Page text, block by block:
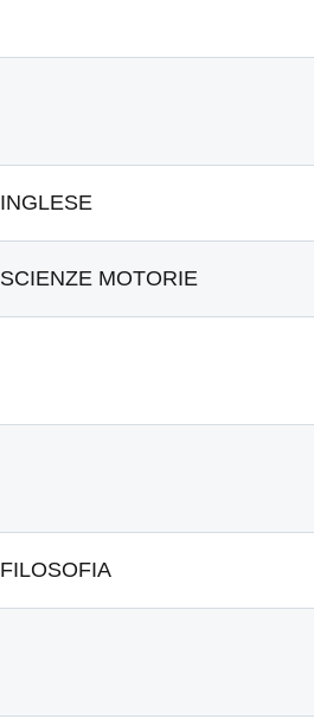
INGLESE
SCIENZE MOTORIE
FILOSOFIA